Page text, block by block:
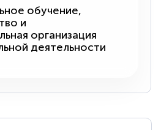
обучение,
и
организация
деятельности